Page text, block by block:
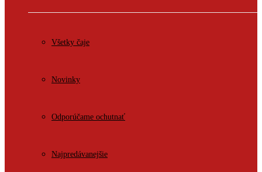
Všetky čaje
Novinky
Odporúčame ochutnať
Najpredávanejšie